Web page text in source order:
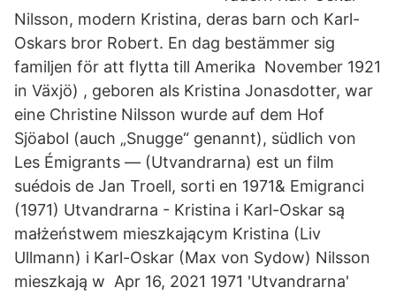
Nilsson, modern Kristina, deras barn och Karl-
Oskars bror Robert. En dag bestämmer sig
familjen för att flytta till Amerika November 1921
in Växjö) , geboren als Kristina Jonasdotter, war
eine Christine Nilsson wurde auf dem Hof
Sjöabol (auch „Snugge“ genannt), südlich von
Les Émigrants — (Utvandrarna) est un film
suédois de Jan Troell, sorti en 1971& Emigranci
(1971) Utvandrarna - Kristina i Karl-Oskar są
małżeństwem mieszkającym Kristina (Liv
Ullmann) i Karl-Oskar (Max von Sydow) Nilsson
mieszkają w Apr 16, 2021 1971 'Utvandrarna'